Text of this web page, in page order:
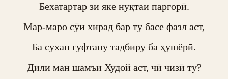
Бехатартар зи яке нуқтаи паргорӣ.
Мар-маро сӯи хирад бар ту басе фазл аст,
Ба сухан гуфтану тадбиру ба ҳушёрӣ.
Дили ман шамъи Худой аст, чӣ чизӣ ту?